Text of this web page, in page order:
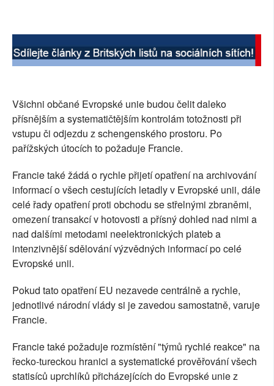
RUBRIKY
Všichni občané Evropské unie budou čelit daleko
přísnějším a systematičtějším kontrolám totožnosti při
vstupu či odjezdu z schengenského prostoru. Po
pařížských útocích to požaduje Francie.
Francie také žádá o rychle přijetí opatření na archivování
informací o všech cestujících letadly v Evropské unii, dále
celé řady opatření proti obchodu se střelnými zbraněmi,
omezení transakcí v hotovosti a přísný dohled nad nimi a
nad dalšími metodami neelektronických plateb a
intenzivnější sdělování výzvědných informací po celé
Evropské unii.
Pokud tato opatření EU nezavede centrálně a rychle,
jednotlivé národní vlády si je zavedou samostatně, varuje
Francie.
Francie také požaduje rozmístění "týmů rychlé reakce" na
řecko-tureckou hranici a systematické prověřování všech
statisíců uprchlíků přicházejících do Evropské unie z